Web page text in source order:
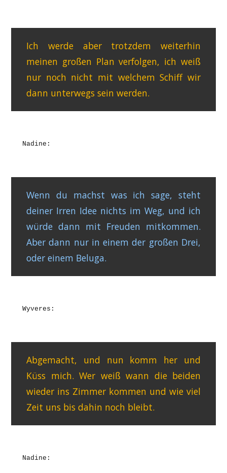
Ich werde aber trotzdem weiterhin
meinen großen Plan verfolgen, ich weiß
nur noch nicht mit welchem Schiff wir
dann unterwegs sein werden.
Nadine:
Wenn du machst was ich sage, steht
deiner Irren Idee nichts im Weg, und ich
würde dann mit Freuden mitkommen.
Aber dann nur in einem der großen Drei,
oder einem Beluga.
Wyveres:
Abgemacht, und nun komm her und
Küss mich. Wer weiß wann die beiden
wieder ins Zimmer kommen und wie viel
Zeit uns bis dahin noch bleibt.
Nadine: